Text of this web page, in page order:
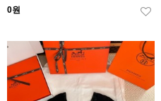
0원